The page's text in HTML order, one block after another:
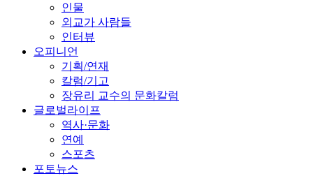
인물
외교가 사람들
인터뷰
오피니언
기획/연재
칼럼/기고
장유리 교수의 문화칼럼
글로벌라이프
역사·문화
연예
스포츠
포토뉴스